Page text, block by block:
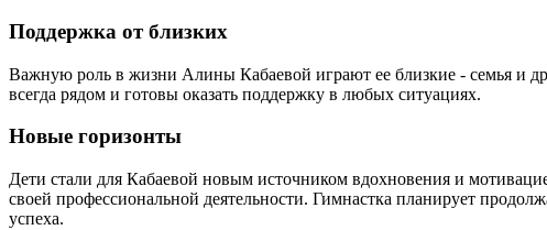
Поддержка от близких
Важную роль в жизни Алины Кабаевой играют ее близкие - семья и
всегда рядом и готовы оказать поддержку в любых ситуациях.
Новые горизонты
Дети стали для Кабаевой новым источником вдохновения и
своей профессиональной деятельности. Гимнастка планирует
успеха.